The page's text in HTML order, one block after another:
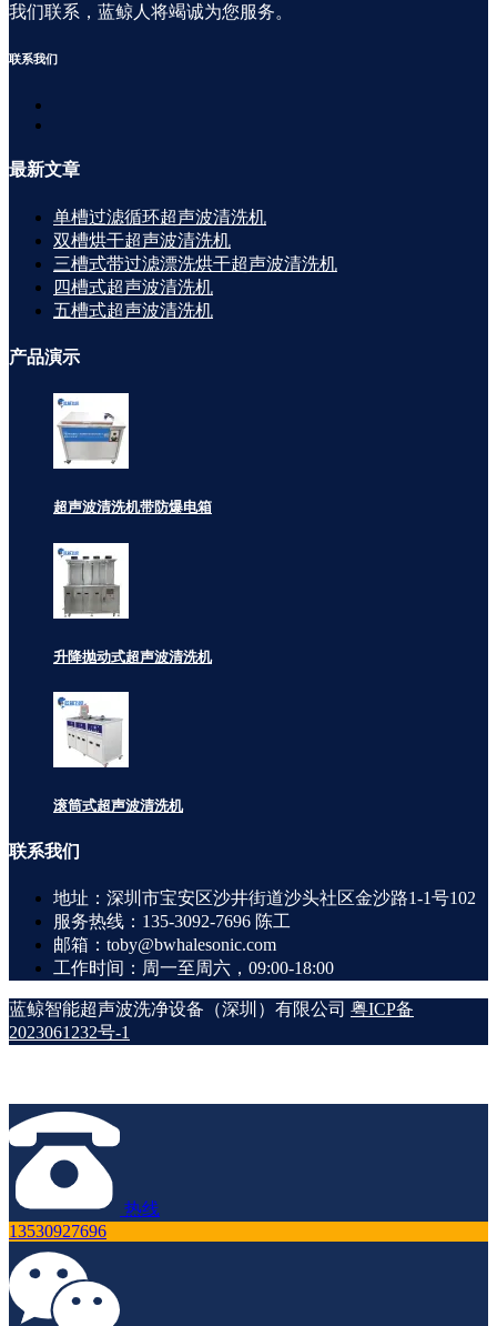
我们联系，蓝鲸人将竭诚为您服务。
联系我们
最新文章
单槽过滤循环超声波清洗机
双槽烘干超声波清洗机
三槽式带过滤漂洗烘干超声波清洗机
四槽式超声波清洗机
五槽式超声波清洗机
产品演示
超声波清洗机带防爆电箱
升降抛动式超声波清洗机
滚筒式超声波清洗机
联系我们
地址：深圳市宝安区沙井街道沙头社区金沙路1-1号102
服务热线：135-3092-7696 陈工
邮箱：toby@bwhalesonic.com
工作时间：周一至周六，09:00-18:00
蓝鲸智能超声波洗净设备（深圳）有限公司 粤ICP备
2023061232号-1
热线
13530927696